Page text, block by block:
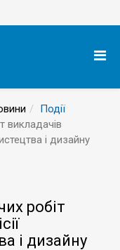
Події
викладачів
і дизайну
робіт
і дизайну